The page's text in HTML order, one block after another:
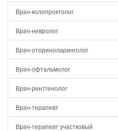
Врач-колопроктолог
Врач-невролог
Врач-оториноларинголог
Врач-офтальмолог
Врач-рентгенолог
Врач-терапевт
Врач-терапевт участковый